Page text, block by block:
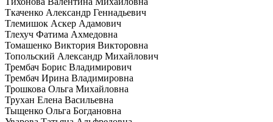
Ткаченко Александр Геннадьевич
Тлемишок Аскер Адамович
Тлехуч Фатима Ахмедовна
Томашенко Виктория Викторовна
Топольский Александр Михайлович
Трембач Борис Владимирович
Трембач Ирина Владимировна
Трошкова Ольга Михайловна
Трухан Елена Васильевна
Тыщенко Ольга Богдановна